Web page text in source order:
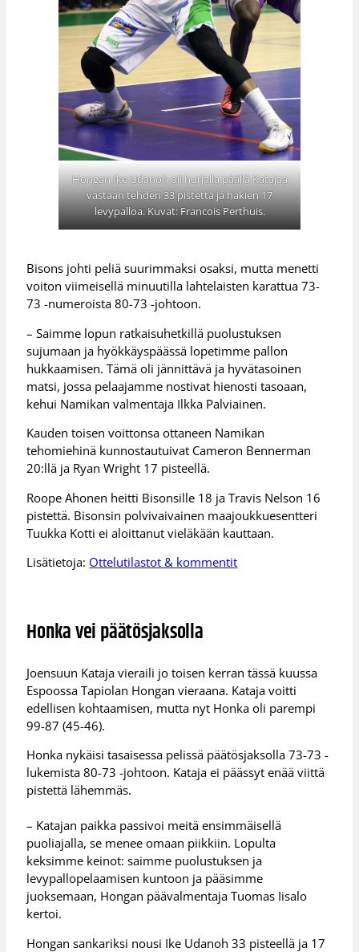
Hongan Ike Udanoh oli hurjalla päällä Katajaa
vastaan tehden 33 pistettä ja hakien 17
levypalloa. Kuvat: Francois Perthuis.
Bisons johti peliä suurimmaksi osaksi, mutta menetti
voiton viimeisellä minuutilla lahtelaisten karattua 73-
73 -numeroista 80-73 -johtoon.
– Saimme lopun ratkaisuhetkillä puolustuksen
sujumaan ja hyökkäyspäässä lopetimme pallon
hukkaamisen. Tämä oli jännittävä ja hyvätasoinen
matsi, jossa pelaajamme nostivat hienosti tasoaan,
kehui Namikan valmentaja Ilkka Palviainen.
Kauden toisen voittonsa ottaneen Namikan
tehomiehinä kunnostautuivat Cameron Bennerman
20:llä ja Ryan Wright 17 pisteellä.
Roope Ahonen heitti Bisonsille 18 ja Travis Nelson 16
pistettä. Bisonsin polvivaivainen maajoukkuesentteri
Tuukka Kotti ei aloittanut vieläkään kauttaan.
Lisätietoja: Ottelutilastot & kommentit
Honka vei päätösjaksolla
Joensuun Kataja vieraili jo toisen kerran tässä kuussa
Espoossa Tapiolan Hongan vieraana. Kataja voitti
edellisen kohtaamisen, mutta nyt Honka oli parempi
99-87 (45-46).
Honka nykäisi tasaisessa pelissä päätösjaksolla 73-73 -
lukemista 80-73 -johtoon. Kataja ei päässyt enää viittä
pistettä lähemmäs.
– ​Katajan paikka passivoi meitä ensimmäisellä
puoliajalla, se menee omaan piikkiin. Lopulta
keksimme keinot: saimme puolustuksen ja
levypallopelaamisen kuntoon ja pääsimme
juoksemaan, Hongan päävalmentaja Tuomas Iisalo
kertoi.
Hongan sankariksi nousi Ike Udanoh 33 pisteellä ja 17